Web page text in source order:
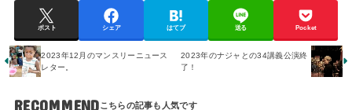
ポスト シェア はてブ 送る Pocket
2023年12月のマンスリーニュース
レター。
2023年のナジャとの34講義公演終
了！
RECOMMEND